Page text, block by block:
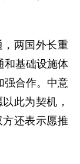
两国外长重
和基础设施体
强合作。中意
此为契机，
还表示愿推